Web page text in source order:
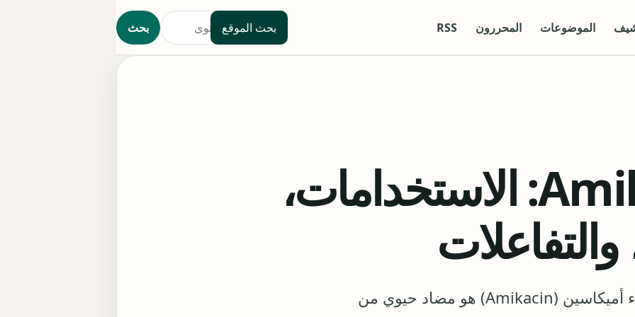
الموضوعات المحررون RSS بحث الموقع بحث
أميكاسين Amikacin: الاستخدامات،
ما هو دواء أميكاسين وما استخداماته؟ دواء أميكاسين (Amikacin) هو مضاد حيوي من